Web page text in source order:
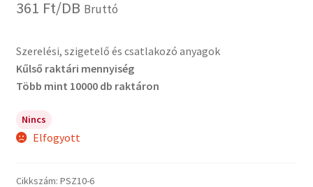
361 Ft/DB Bruttó
Szerelési, szigetelő és csatlakozó anyagok
Kűlső raktári mennyiség
Több mint 10000 db raktáron
Nincs
Elfogyott
Cikkszám: PSZ10-6